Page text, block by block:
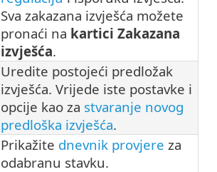
Sva zakazana izvješća možete
pronaći na kartici Zakazana
izvješća.
Uredite postojeći predložak
izvješća. Vrijede iste postavke i
opcije kao za stvaranje novog
predloška izvješća.
Prikažite dnevnik provjere za
odabranu stavku.